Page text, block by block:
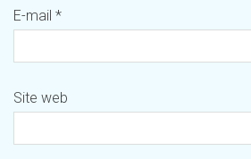
E-mail *
Site web